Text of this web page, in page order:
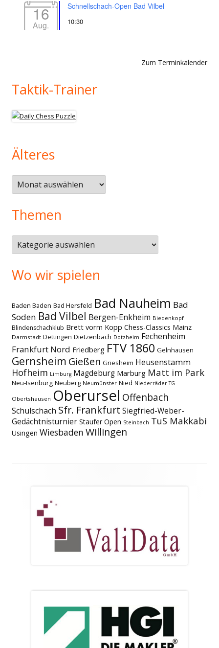
16
Aug.
Schnellschach-Open Bad Vilbel
10:30
Zum Terminkalender
Taktik-Trainer
Älteres
Älteres
Themen
Themen
Wo wir spielen
Baden Baden Bad Hersfeld Bad Nauheim Bad
Soden Bad Vilbel Bergen-Enkheim Biedenkopf
Blindenschachklub Brett vorm Kopp Chess-Classics Mainz
Darmstadt Dettingen Dietzenbach Dotzheim Fechenheim
Frankfurt Nord Friedberg FTV 1860 Gelnhausen
Gernsheim Gießen Griesheim Heusenstamm
Hofheim Limburg Magdeburg Marburg Matt im Park
Neu-Isenburg Neuberg Neumünster Nied Niederräder TG
Obertshausen Oberursel Offenbach
Schulschach Sfr. Frankfurt Siegfried-Weber-
Gedächtnisturnier Staufer Open Steinbach TuS Makkabi
Usingen Wiesbaden Willingen